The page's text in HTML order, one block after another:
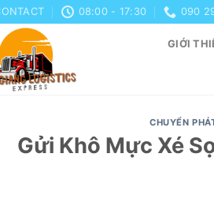
08:00 - 17:30 090
GIỚI
CHUYỂN
Gửi Khô Mực Xé